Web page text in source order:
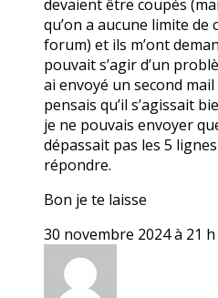
devaient être coupés
qu’on a aucune limite de
forum) et ils m’ont
pouvait s’agir d’un
ai envoyé un second
pensais qu’il s’agissait
je ne pouvais envoyer
dépassait pas les 5
répondre.
Bon je te laisse
30 novembre 2024 à 21